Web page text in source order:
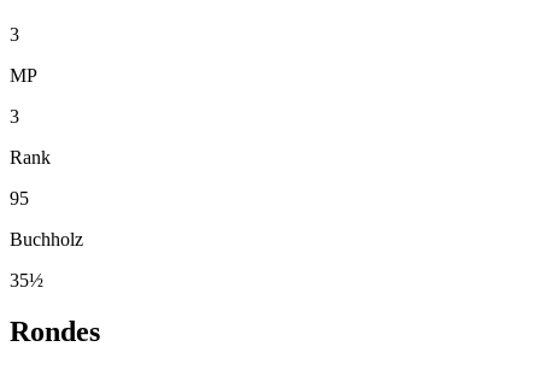
3
MP
3
Rank
95
Buchholz
35½
Rondes